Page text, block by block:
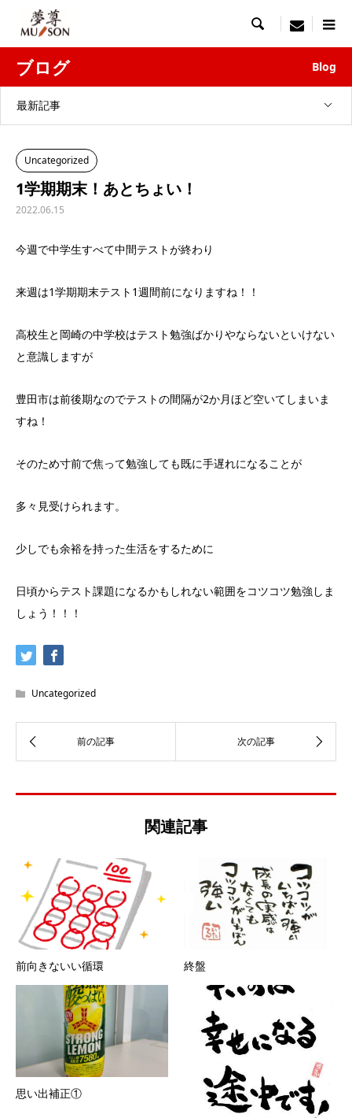
 menu
ブログ Blog
最新記事
Uncategorized
1学期期末！あとちょい！
2022.06.15
今週で中学生すべて中間テストが終わり
来週は1学期期末テスト1週間前になりますね！！
高校生と岡崎の中学校はテスト勉強ばかりやならないといけない
と意識しますが
豊田市は前後期なのでテストの間隔が2か月ほど空いてしまいま
すね！
そのため寸前で焦って勉強しても既に手遅れになることが
多々見受けられます。
少しでも余裕を持った生活をするために
日頃からテスト課題になるかもしれない範囲をコツコツ勉強しま
しょう！！！
Uncategorized
関連記事
前向きないい循環 終盤
思い出補正①